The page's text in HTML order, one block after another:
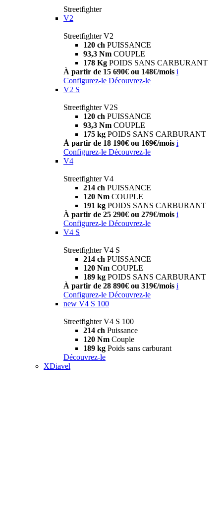
Streetfighter
V2
Streetfighter V2
120 ch PUISSANCE
93,3 Nm COUPLE
178 Kg POIDS SANS CARBURANT
À partir de 15 690€ ou 148€/mois i
Configurez-le Découvrez-le
V2 S
Streetfighter V2S
120 ch PUISSANCE
93,3 Nm COUPLE
175 kg POIDS SANS CARBURANT
À partir de 18 190€ ou 169€/mois i
Configurez-le Découvrez-le
V4
Streetfighter V4
214 ch PUISSANCE
120 Nm COUPLE
191 kg POIDS SANS CARBURANT
À partir de 25 290€ ou 279€/mois i
Configurez-le Découvrez-le
V4 S
Streetfighter V4 S
214 ch PUISSANCE
120 Nm COUPLE
189 kg POIDS SANS CARBURANT
À partir de 28 890€ ou 319€/mois i
Configurez-le Découvrez-le
new V4 S 100
Streetfighter V4 S 100
214 ch Puissance
120 Nm Couple
189 kg Poids sans carburant
Découvrez-le
XDiavel